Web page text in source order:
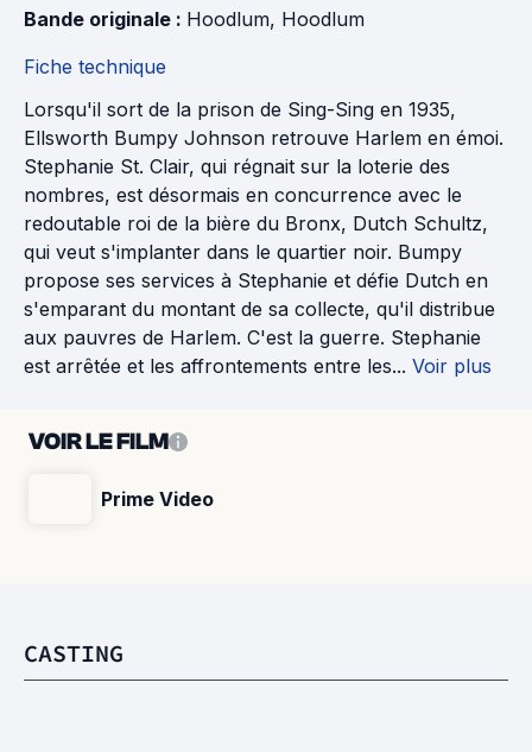
Bande originale : Hoodlum, Hoodlum
Fiche technique
Lorsqu'il sort de la prison de Sing-Sing en 1935,
Ellsworth Bumpy Johnson retrouve Harlem en émoi.
Stephanie St. Clair, qui régnait sur la loterie des
nombres, est désormais en concurrence avec le
redoutable roi de la bière du Bronx, Dutch Schultz,
qui veut s'implanter dans le quartier noir. Bumpy
propose ses services à Stephanie et défie Dutch en
s'emparant du montant de sa collecte, qu'il distribue
aux pauvres de Harlem. C'est la guerre. Stephanie
est arrêtée et les affrontements entre les... Voir plus
VOIR LE FILM
Prime Video
CASTING